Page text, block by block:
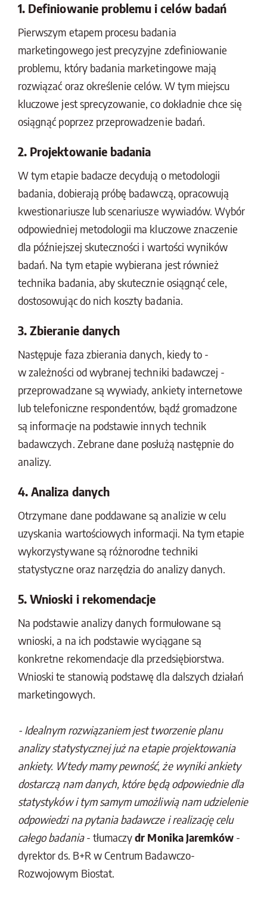
1. Definiowanie problemu i celów badań
Pierwszym etapem procesu badania
marketingowego jest precyzyjne zdefiniowanie
problemu, który badania marketingowe mają
rozwiązać oraz określenie celów. W tym miejscu
kluczowe jest sprecyzowanie, co dokładnie chce się
osiągnąć poprzez przeprowadzenie badań.
2. Projektowanie badania
W tym etapie badacze decydują o metodologii
badania, dobierają próbę badawczą, opracowują
kwestionariusze lub scenariusze wywiadów. Wybór
odpowiedniej metodologii ma kluczowe znaczenie
dla późniejszej skuteczności i wartości wyników
badań. Na tym etapie wybierana jest również
technika badania, aby skutecznie osiągnąć cele,
dostosowując do nich koszty badania.
3. Zbieranie danych
Następuje faza zbierania danych, kiedy to -
w zależności od wybranej techniki badawczej -
przeprowadzane są wywiady, ankiety internetowe
lub telefoniczne respondentów, bądź gromadzone
są informacje na podstawie innych technik
badawczych. Zebrane dane posłużą następnie do
analizy.
4. Analiza danych
Otrzymane dane poddawane są analizie w celu
uzyskania wartościowych informacji. Na tym etapie
wykorzystywane są różnorodne techniki
statystyczne oraz narzędzia do analizy danych.
5. Wnioski i rekomendacje
Na podstawie analizy danych formułowane są
wnioski, a na ich podstawie wyciągane są
konkretne rekomendacje dla przedsiębiorstwa.
Wnioski te stanowią podstawę dla dalszych działań
marketingowych.
- Idealnym rozwiązaniem jest tworzenie planu
analizy statystycznej już na etapie projektowania
ankiety. Wtedy mamy pewność, że wyniki ankiety
dostarczą nam danych, które będą odpowiednie dla
statystyków i tym samym umożliwią nam udzielenie
odpowiedzi na pytania badawcze i realizację celu
całego badania- tłumaczydr Monika Jaremków -
dyrektor ds. B+R w Centrum Badawczo-
Rozwojowym Biostat.